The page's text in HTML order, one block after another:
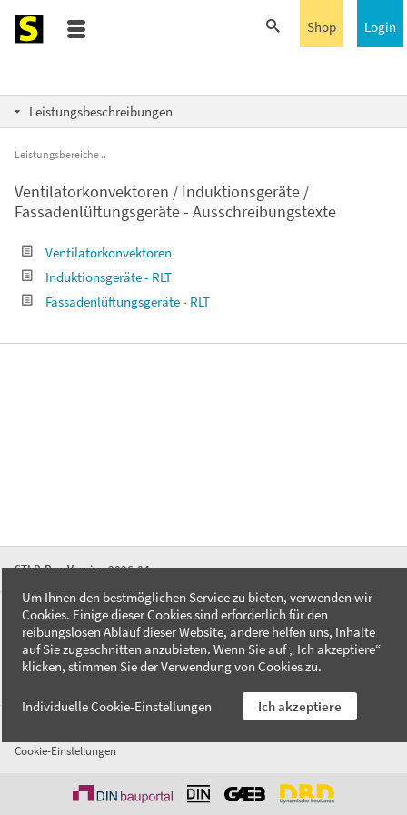
Login
Shop
Leistungsbeschreibungen
Leistungsbereiche
Ventilatorkonvektoren / Induktionsgeräte /
Fassadenlüftungsgeräte - Ausschreibungstexte
Ventilatorkonvektoren
Induktionsgeräte - RLT
Fassadenlüftungsgeräte - RLT
STLB-Bau Version 2026-04
FAQ
Kontakt
Datenschutzerklärung
Cookie-Einstellungen
Um Ihnen den bestmöglichen Service zu bieten, verwenden wir
Cookies. Einige dieser Cookies sind erforderlich für den
reibungslosen Ablauf dieser Website, andere helfen uns, Inhalte
auf Sie zugeschnitten anzubieten. Wenn Sie auf „ Ich akzeptiere“
klicken, stimmen Sie der Verwendung von Cookies zu.
Individuelle Cookie-Einstellungen Ich akzeptiere